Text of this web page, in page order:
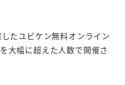
たユビケン無料オンライン
大幅に超えた人数で開催さ